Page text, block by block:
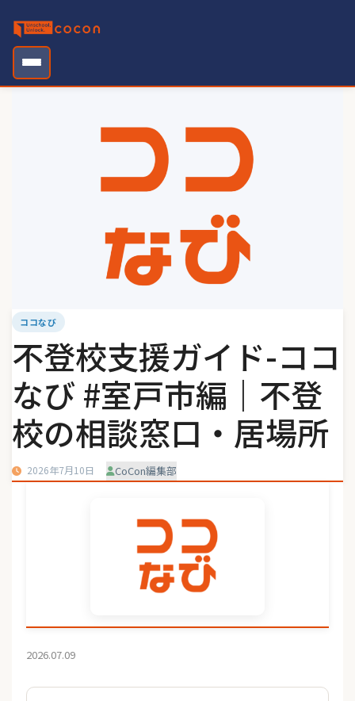
content
ココなび
不登校支援ガイド-ココ
なび #室戸市編｜不登
校の相談窓口・居場所
2026年7月10日 CoCon編集部
2026.07.09